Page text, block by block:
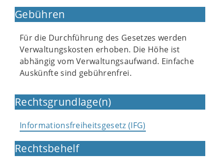
Gebühren
Für die Durchführung des Gesetzes werden
Verwaltungskosten erhoben. Die Höhe ist
abhängig vom Verwaltungsaufwand. Einfache
Auskünfte sind gebührenfrei.
Rechtsgrundlage(n)
Informationsfreiheitsgesetz (IFG)
Rechtsbehelf